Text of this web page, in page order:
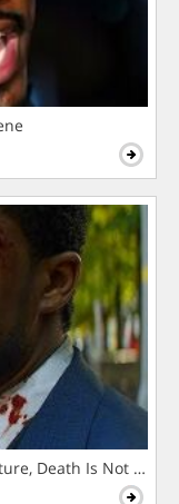
Death Is Not The